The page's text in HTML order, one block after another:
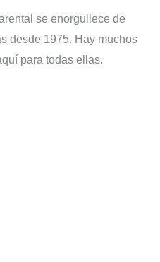
se enorgullece de
desde 1975. Hay muchos
para todas ellas.